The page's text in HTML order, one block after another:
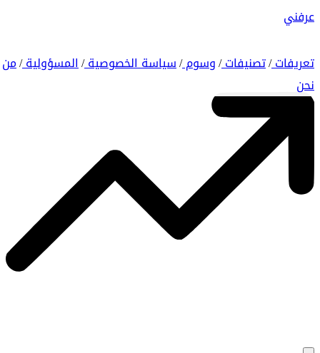
عرفني
تعريفات/ تصنيفات/ وسوم/ سياسة الخصوصية/ المسؤولية/ من
نحن